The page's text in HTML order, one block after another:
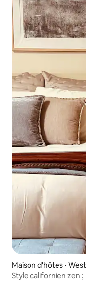
Maison d'hôtes ⋅
Style californien zen